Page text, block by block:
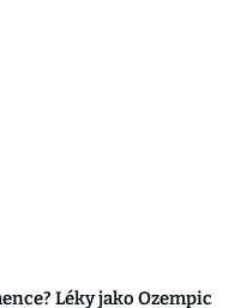
Léky jako Ozempic